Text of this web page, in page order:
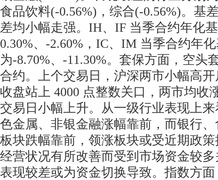
食品饮料(-0.56%)，综合(-0.56%)。基
差均小幅走强。IH、IF 当季合约年化
0.30%、-2.60%，IC、IM 当季合约年
为-8.70%、-11.30%。套保方面，空头
合约。上个交易日，沪深两市小幅高
收盘站上 4000 点整数关口，两市均收
交易日小幅上升。从一级行业表现上
色金属、非银金融涨幅靠前，而银行
板块跌幅靠前，领涨板块或受近期政
经营状况有所改善而受到市场资金较
表现较差或为资金切换导致。指数方